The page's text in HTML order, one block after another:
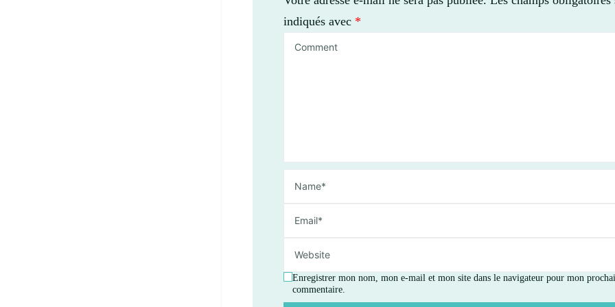
indiqués avec *
Enregistrer mon nom, mon e-mail et mon site dans le navigateur pour mon
commentaire.